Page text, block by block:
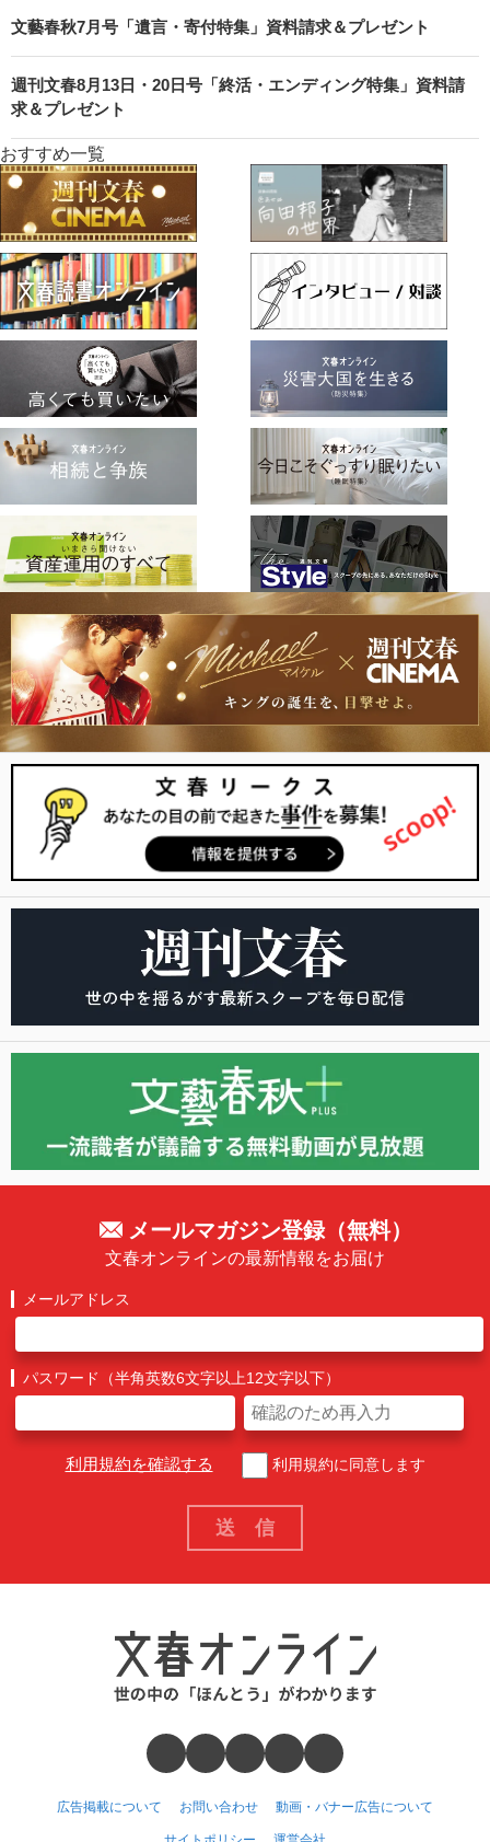
文藝春秋7月号「遺言・寄付特集」資料請求＆プレゼント
週刊文春8月13日・20日号「終活・エンディング特集」資料請
求＆プレゼント
おすすめ一覧
メールマガジン登録（無料）
文春オンラインの最新情報をお届け
メールアドレス
パスワード（半角英数6文字以上12文字以下）
利用規約を確認する 利用規約に同意します
広告掲載について お問い合わせ 動画・バナー広告について